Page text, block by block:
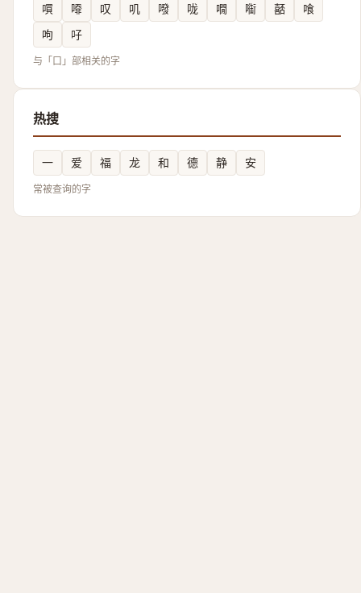
嘪 㗺 叹 叽 㗶 咙 㗴 㗸 嚭
喰
呴
吇
与「口」部相关的字
热搜
一 爱 福 龙 和 德 静 安
常被查询的字